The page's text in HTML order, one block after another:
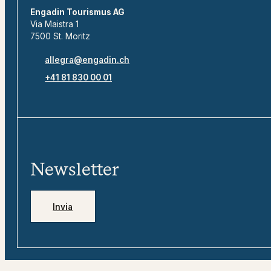
Engadin Tourismus AG
Via Maistra 1
7500 St. Moritz
allegra@engadin.ch
+41 81 830 00 01
Newsletter
Invia